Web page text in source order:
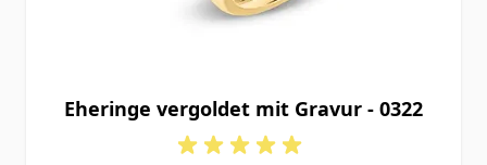
Eheringe vergoldet mit Gravur - 0322